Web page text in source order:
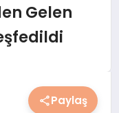
Gelen
Paylaş